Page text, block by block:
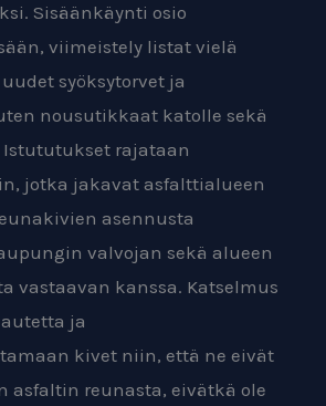
Sisäänkäynti osio
viimeistely listat vielä
syöksytorvet ja
nousutikkaat katolle sekä
rajataan
jotka jakavat asfalttialueen
asennusta
valvojan sekä alueen
vastaavan kanssa. Katselmus
ja
kivet niin, että ne eivät
asfaltin reunasta, eivätkä ole